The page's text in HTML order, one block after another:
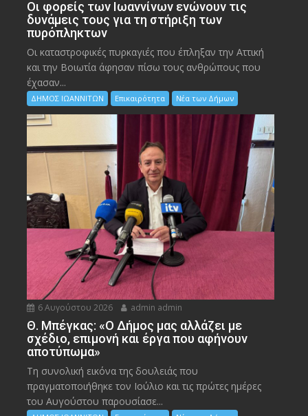
Οι φορείς των Ιωαννίνων ενώνουν τις
δυνάμεις τους για τη στήριξη των
πυρόπληκτων
Οι καταστροφικές πυρκαγιές που έπληξαν την Αττική
και την Bοιωτία άφησαν πίσω τους ανθρώπους που
έχασαν...
ΔΗΜΟΣ ΙΩΑΝΝΙΤΩΝ Επικαιρότητα Νέα των Δήμων
6 Αυγούστου 2026 admin admin
Θ. Μπέγκας: «Ο Δήμος μας αλλάζει με
σχέδιο, επιμονή και έργα που αφήνουν
αποτύπωμα»
Τη συνολική εικόνα της δουλειάς που
πραγματοποιήθηκε τον Ιούλιο και τις πρώτες ημέρες
του Αυγούστου παρουσίασε...